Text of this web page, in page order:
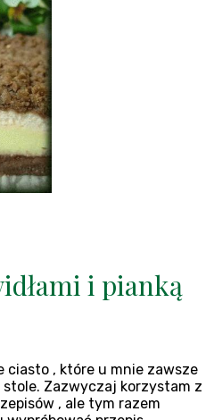
i pianką
ciasto , które u mnie zawsze
Zazwyczaj korzystam z
, ale tym razem